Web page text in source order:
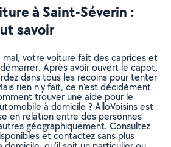
à Saint-Séverin :
savoir
mal, votre voiture fait des caprices et
Après avoir ouvert le capot,
dans tous les recoins pour tenter
rien n’y fait, ce n’est décidément
trouver une aide pour le
à domicile ? AlloVoisins est
en relation entre des personnes
géographiquement. Consultez
et contactez sans plus